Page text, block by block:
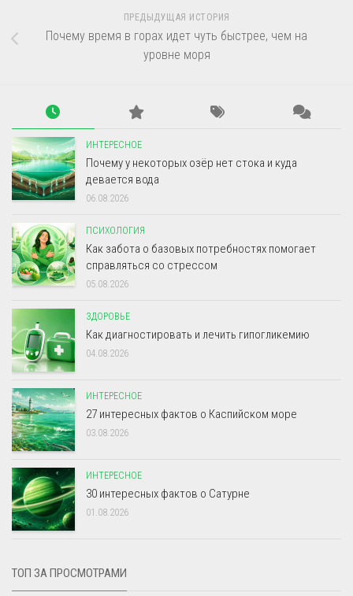
ПРЕДЫДУЩАЯ ИСТОРИЯ
Почему время в горах идет чуть быстрее, чем на
уровне моря
ИНТЕРЕСНОЕ
Почему у некоторых озёр нет стока и куда
девается вода
06.08.2026
ПСИХОЛОГИЯ
Как забота о базовых потребностях помогает
справляться со стрессом
05.08.2026
ЗДОРОВЬЕ
Как диагностировать и лечить гипогликемию
04.08.2026
ИНТЕРЕСНОЕ
27 интересных фактов о Каспийском море
03.08.2026
ИНТЕРЕСНОЕ
30 интересных фактов о Сатурне
01.08.2026
ТОП ЗА ПРОСМОТРАМИ